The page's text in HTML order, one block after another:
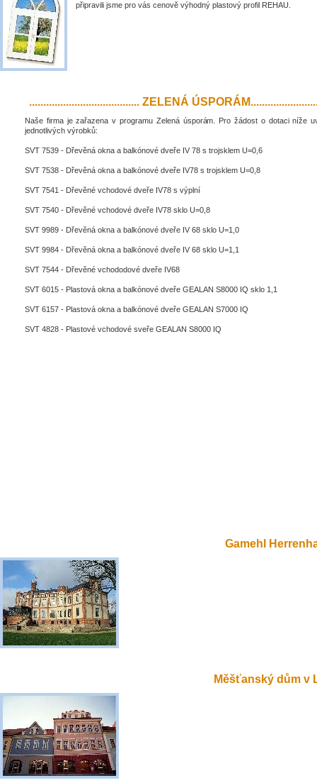
připravili jsme pro vás cenově výhodný plastový profil REHAU.
....................................... ZELENÁ
Naše firma je zařazena v programu Zelená úsporám. Pro žádost o dotaci níže
jednotlivých výrobků:
SVT 7539 - Dřevěná okna a balkónové dveře IV 78 s trojsklem U=0,6
SVT 7538 - Dřevěná okna a balkónové dveře IV78 s trojsklem U=0,8
SVT 7541 - Dřevěné vchodové dveře IV78 s výplní
SVT 7540 - Dřevěné vchodové dveře IV78 sklo U=0,8
SVT 9989 - Dřevěná okna a balkónové dveře IV 68 sklo U=1,0
SVT 9984 - Dřevěná okna a balkónové dveře IV 68 sklo U=1,1
SVT 7544 - Dřevěné vchododové dveře IV68
SVT 6015 - Plastová okna a balkónové dveře GEALAN S8000 IQ sklo 1,1
SVT 6157 - Plastová okna a balkónové dveře GEALAN S7000 IQ
SVT 4828 - Plastové vchodové sveře GEALAN S8000 IQ
Gamehl
Měšťanský dům v